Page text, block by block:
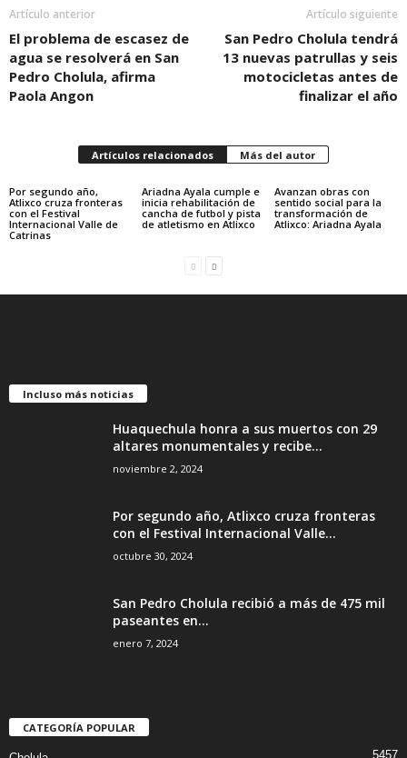
Artículo anterior
El problema de escasez de
agua se resolverá en San
Pedro Cholula, afirma
Paola Angon
Artículo siguiente
San Pedro Cholula tendrá
13 nuevas patrullas y seis
motocicletas antes de
finalizar el año
Artículos relacionados Más del autor
Por segundo año,
Atlixco cruza fronteras
con el Festival
Internacional Valle de
Catrinas
Ariadna Ayala cumple e
inicia rehabilitación de
cancha de futbol y pista
de atletismo en Atlixco
Avanzan obras con
sentido social para la
transformación de
Atlixco: Ariadna Ayala
Incluso más noticias
Huaquechula honra a sus muertos con 29
altares monumentales y recibe...
noviembre 2, 2024
Por segundo año, Atlixco cruza fronteras
con el Festival Internacional Valle...
octubre 30, 2024
San Pedro Cholula recibió a más de 475 mil
paseantes en...
enero 7, 2024
CATEGORÍA POPULAR
5457